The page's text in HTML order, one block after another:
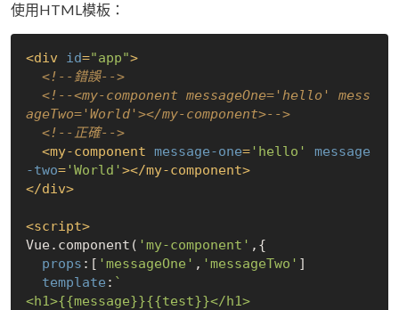
使用HTML模板：
<div id="app">
<!--錯誤-->
<!--<my-component messageOne='hello' mess
ageTwo='World'></my-component>-->
<!--正確-->
<my-component message-one='hello'
message
-two='World' ></my-component>
</div>
<script>
Vue.component( 'my-component' ,{
props :[ 'messageOne' , 'messageTwo' ]
template : `
<h1>{{message}}{{test}}</h1>